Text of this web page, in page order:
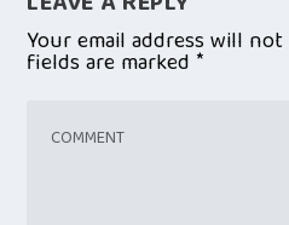
Your email address will
fields are marked*